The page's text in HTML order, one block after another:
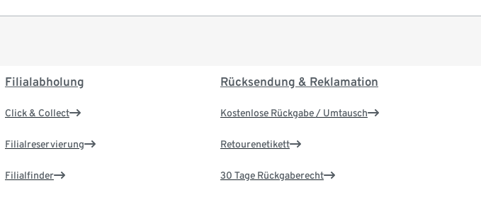
Filialabholung
Click & Collect
Filialreservierung
Filialfinder
Rücksendung & Reklamation
Kostenlose Rückgabe / Umtausch
Retourenetikett
30 Tage Rückgaberecht